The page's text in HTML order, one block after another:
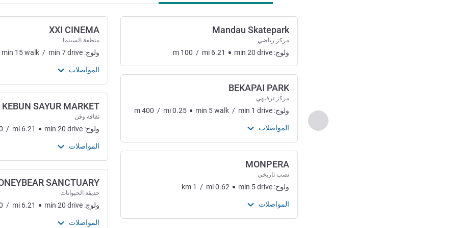
السابق - الفن والثقافة والترفيه
Mandau Skatepark
مركز رياضي
ولوج: m 100 / mi 6.21 min 20 drive
BEKAPAI PARK
مركز ترفيهي
ولوج: m400 / mi0.25 min 5walk / min 1 drive
المواصلات
MONPERA
نصب تاريخي
ولوج: km 1 / mi0.62 min 5drive
المواصلات
XXI CINEMA
منطقة السينما
ولوج: min 15walk / min 7drive
المواصلات
KEBUN SAYUR MARKET
ثقافة وفن
ولوج: / mi 6.21 min 20 drive
المواصلات
SANCTUARY
حديقة الحيوانات
ولوج: / mi 6.21 min 20 drive
المواصلات